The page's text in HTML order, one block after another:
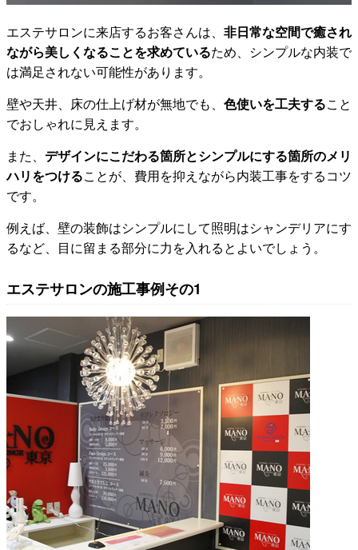
エステサロンに来店するお客さんは、 非日常な空間で癒され
ながら美しくなることを求めているため、シンプルな内装で
は満足されない可能性があります。
壁や天井、床の仕上げ材が無地でも、 色使いを工夫すること
でおしゃれに見えます。
また、 デザインにこだわる箇所とシンプルにする箇所のメリ
ハリをつけることが、費用を抑えながら内装工事をするコツ
です。
例えば、壁の装飾はシンプルにして照明はシャンデリアにす
るなど、目に留まる部分に力を入れるとよいでしょう。
エステサロンの施工事例その1